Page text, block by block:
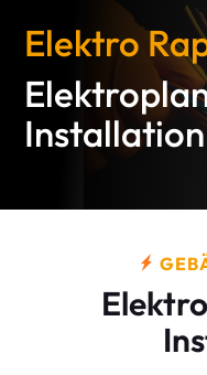
Elektro
Installation